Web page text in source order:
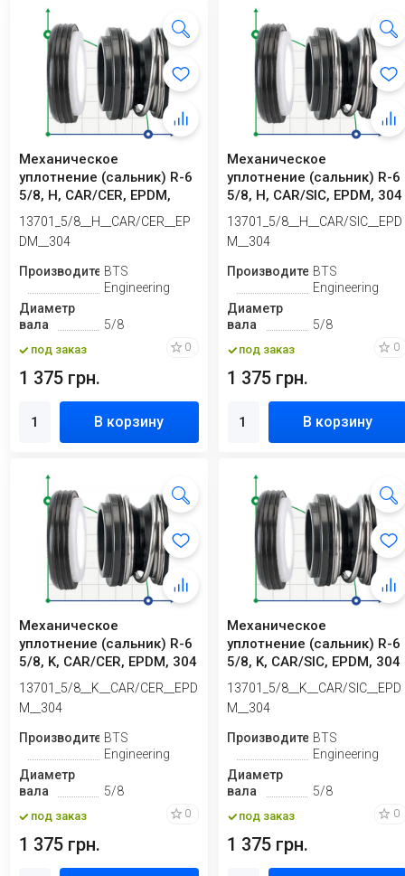
Механическое
уплотнение (сальник) R-6
5/8, H, CAR/CER, EPDM,
304
13701_5/8__H__CAR/CER__EP
DM__304
ПроизводительBTS
Engineering
Диаметр
вала
5/8
под заказ 0
1 375 грн.
В корзину
Механическое
уплотнение (сальник) R-6
5/8, H, CAR/SIC, EPDM, 304
13701_5/8__H__CAR/SIC__EPD
M__304
ПроизводительBTS
Engineering
Диаметр
вала
5/8
под заказ 0
1 375 грн.
В корзину
Механическое
уплотнение (сальник) R-6
5/8, K, CAR/CER, EPDM, 304
13701_5/8__K__CAR/CER__EPD
M__304
ПроизводительBTS
Engineering
Диаметр
вала
5/8
под заказ 0
1 375 грн.
Механическое
уплотнение (сальник) R-6
5/8, K, CAR/SIC, EPDM, 304
13701_5/8__K__CAR/SIC__EPD
M__304
ПроизводительBTS
Engineering
Диаметр
вала
5/8
под заказ 0
1 375 грн.